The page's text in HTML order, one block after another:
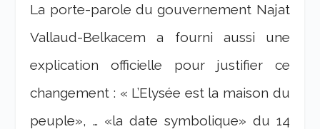
La porte-parole du gouvernement Najat
Vallaud-Belkacem a fourni aussi une
explication officielle pour justifier ce
changement : « L’Elysée est la maison du
peuple», … «la date symbolique» du 14